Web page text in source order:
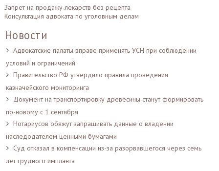
Запрет на продажу лекарств без рецепта
Консультация адвоката по уголовным делам
Новости
Адвокатские палаты вправе применять УСН при соблюдении
условий и ограничений
Правительство РФ утвердило правила проведения
казначейского мониторинга
Документ на транспортировку древесины станут формировать
по-новому с 1 сентября
Нотариусов обяжут запрашивать данные о владении
наследодателем ценными бумагами
Суд отказал в компенсации из-за разорвавшегося через семь
лет грудного импланта